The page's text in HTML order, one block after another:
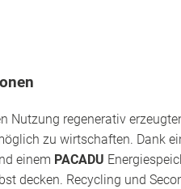
Nutzung regenerativ
zu wirtschaften. Dank
einem PACADU
decken. Recycling und